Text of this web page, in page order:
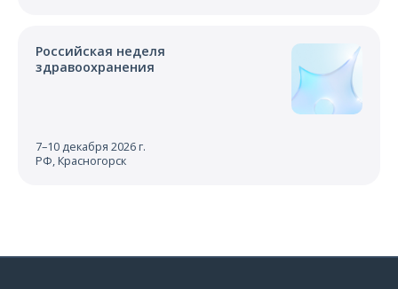
Российская неделя
здравоохранения
7–10 декабря 2026 г.
РФ, Красногорск